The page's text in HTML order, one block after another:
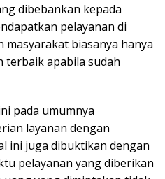
dibebankan kepada
pelayanan di
masyarakat biasanya hanya
terbaik apabila sudah
pada umumnya
layanan dengan
ini juga dibuktikan dengan
pelayanan yang diberikan